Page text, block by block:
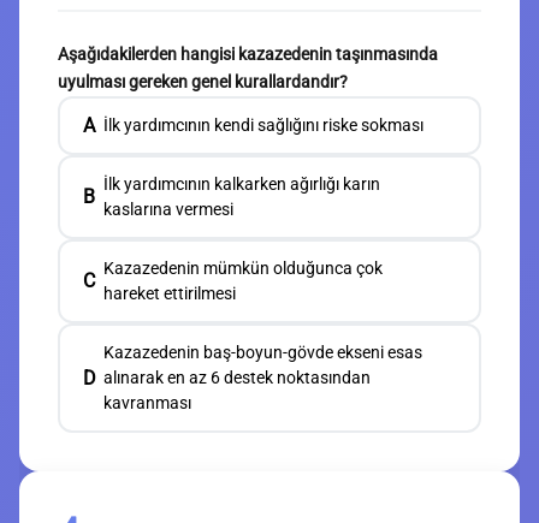
Aşağıdakilerden hangisi kazazedenin taşınmasında
uyulması gereken genel kurallardandır?
A İlk yardımcının kendi sağlığını riske sokması
B
İlk yardımcının kalkarken ağırlığı karın
kaslarına vermesi
C
Kazazedenin mümkün olduğunca çok
hareket ettirilmesi
D
Kazazedenin baş-boyun-gövde ekseni esas
alınarak en az 6 destek noktasından
kavranması